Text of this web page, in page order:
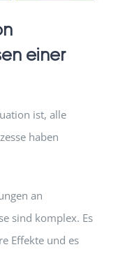
einer
ist, alle
haben
an
sind komplex. Es
Effekte und es